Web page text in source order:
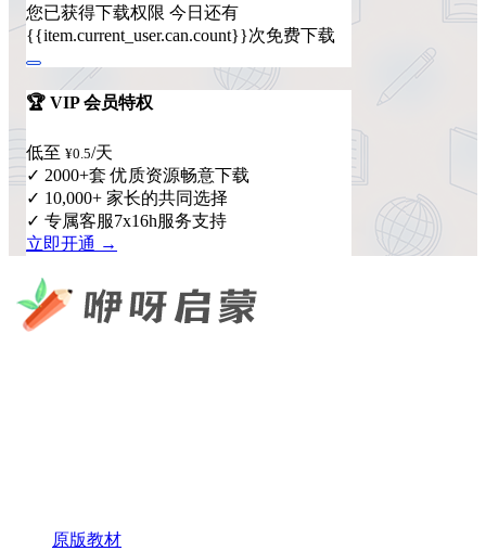
您已获得下载权限 今日还有
{{item.current_user.can.count}}次免费下载
🏆 VIP 会员特权
低至 ¥0.5/天
✓ 2000+套 优质资源畅意下载
✓ 10,000+ 家长的共同选择
✓ 专属客服7x16h服务支持
立即开通 →
原版教材